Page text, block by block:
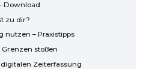
Download
zu dir?
nutzen – Praxistipps
stoßen
Zeiterfassung